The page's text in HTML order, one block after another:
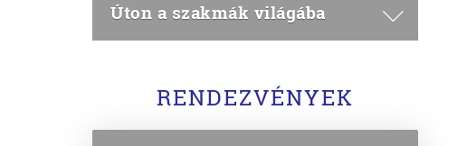
Úton a szakmák világába
RENDEZVÉNYEK